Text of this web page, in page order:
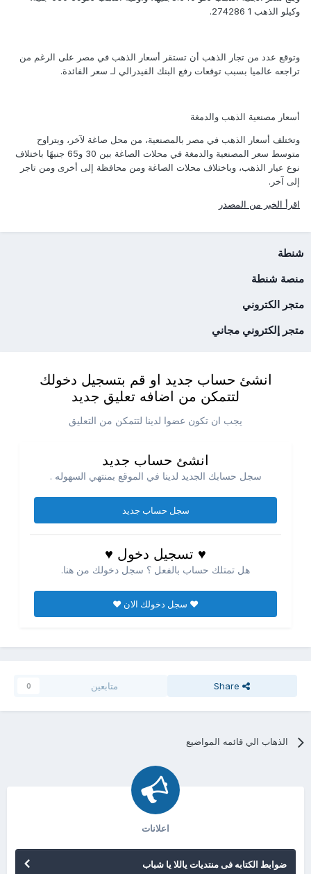
وكيلو الذهب 1 274286.
وتوقع عدد من تجار الذهب أن تستقر أسعار الذهب في مصر على الرغم من
تراجعه عالميا بسبب توقعات رفع البنك الفيدرالي لـ سعر الفائدة.
أسعار مصنعية الذهب والدمغة
وتختلف أسعار الذهب في مصر بالمصنعية، من محل صاغة لآخر، ويتراوح
متوسط سعر المصنعية والدمغة في محلات الصاغة بين 30 و65 جنيهًا باختلاف
نوع عيار الذهب، وباختلاف محلات الصاغة ومن محافظة إلى أخرى ومن تاجر
إلى آخر.
اقرأ الخبر من المصدر
شنطة
منصة شنطة
متجر الكتروني
متجر إلكتروني مجاني
انشئ حساب جديد او قم بتسجيل دخولك
لتتمكن من اضافه تعليق جديد
يجب ان تكون عضوا لدينا لتتمكن من التعليق
انشئ حساب جديد
سجل حسابك الجديد لدينا في الموقع بمنتهي السهوله .
سجل حساب جديد
♥ تسجيل دخول ♥
هل تمتلك حساب بالفعل ؟ سجل دخولك من هنا.
♥ سجل دخولك الان ♥
Share متابعين 0
الذهاب الي قائمه المواضيع
اعلانات
ضوابط الكتابه فى منتديات ياللا يا شباب